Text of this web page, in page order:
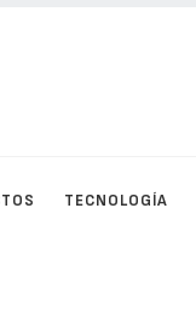
TECNOLOGÍA